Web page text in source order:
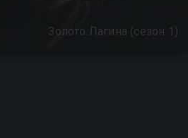
Золото Лагина (сезон 1)